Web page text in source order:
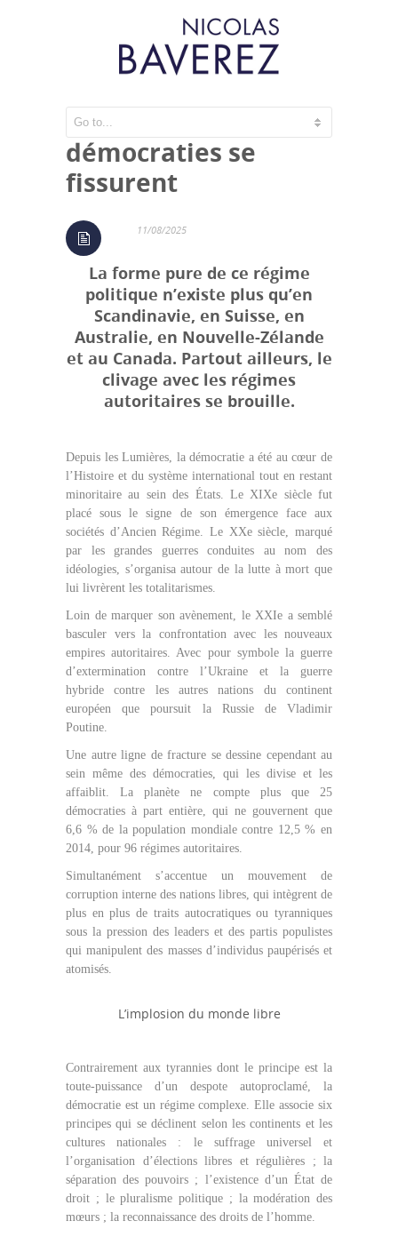
Comment les
démocraties se
fissurent
11/08/2025
La forme pure de ce régime
politique n’existe plus qu’en
Scandinavie, en Suisse, en
Australie, en Nouvelle-Zélande
et au Canada. Partout ailleurs, le
clivage avec les régimes
autoritaires se brouille.
Depuis les Lumières, la démocratie a été au cœur de
l’Histoire et du système international tout en restant
minoritaire au sein des États. Le XIXe siècle fut
placé sous le signe de son émergence face aux
sociétés d’Ancien Régime. Le XXe siècle, marqué
par les grandes guerres conduites au nom des
idéologies, s’organisa autour de la lutte à mort que
lui livrèrent les totalitarismes.
Loin de marquer son avènement, le XXIe a semblé
basculer vers la confrontation avec les nouveaux
empires autoritaires. Avec pour symbole la guerre
d’extermination contre l’Ukraine et la guerre
hybride contre les autres nations du continent
européen que poursuit la Russie de Vladimir
Poutine.
Une autre ligne de fracture se dessine cependant au
sein même des démocraties, qui les divise et les
affaiblit. La planète ne compte plus que 25
démocraties à part entière, qui ne gouvernent que
6,6 % de la population mondiale contre 12,5 % en
2014, pour 96 régimes autoritaires.
Simultanément s’accentue un mouvement de
corruption interne des nations libres, qui intègrent de
plus en plus de traits autocratiques ou tyranniques
sous la pression des leaders et des partis populistes
qui manipulent des masses d’individus paupérisés et
atomisés.
L’implosion du monde libre
Contrairement aux tyrannies dont le principe est la
toute-puissance d’un despote autoproclamé, la
démocratie est un régime complexe. Elle associe six
principes qui se déclinent selon les continents et les
cultures nationales : le suffrage universel et
l’organisation d’élections libres et régulières ; la
séparation des pouvoirs ; l’existence d’un État de
droit ; le pluralisme politique ; la modération des
mœurs ; la reconnaissance des droits de l’homme.